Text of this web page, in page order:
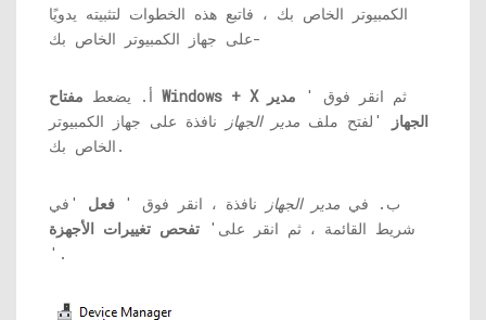
الكمبيوتر الخاص بك ، فاتبع هذه الخطوات لتثبيته يدويًا
على جهاز الكمبيوتر الخاص بك-
أ. يضعط مفتاح Windows + X ثم انقر فوق ' مدير
الجهاز
'لفتح ملف مدير الجهاز
نافذة على جهاز الكمبيوتر
الخاص بك.
ب. في مدير الجهاز نافذة ، انقر فوق ' فعل 'في
شريط القائمة ، ثم انقر على' تفحص تغييرات الأجهزة
'.